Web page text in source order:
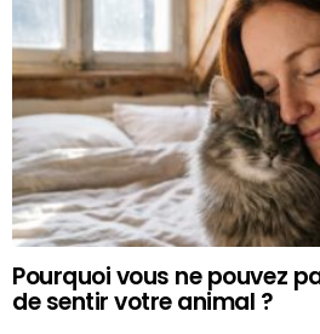
Pourquoi vous ne pouvez
de sentir votre animal ?